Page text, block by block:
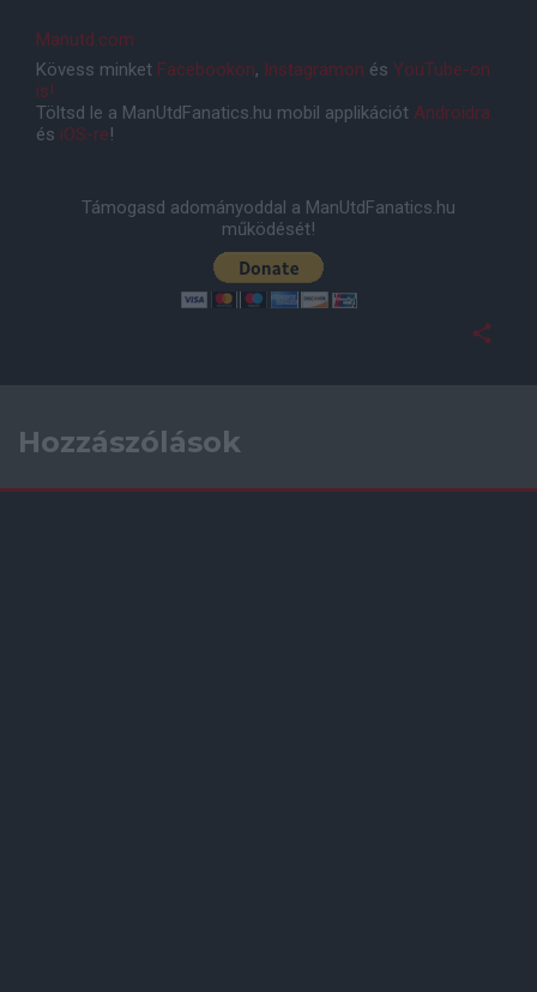
Manutd.com
Kövess minket Facebookon, Instagramon és YouTube-on
is!
Töltsd le a ManUtdFanatics.hu mobil applikációt Androidra
és iOS-re!
Támogasd adományoddal a ManUtdFanatics.hu
működését!
Hozzászólások